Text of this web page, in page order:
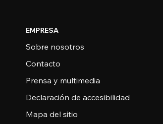
EMPRESA
Sobre nosotros
Contacto
Prensa y multimedia
Declaración de accesibilidad
Mapa del sitio